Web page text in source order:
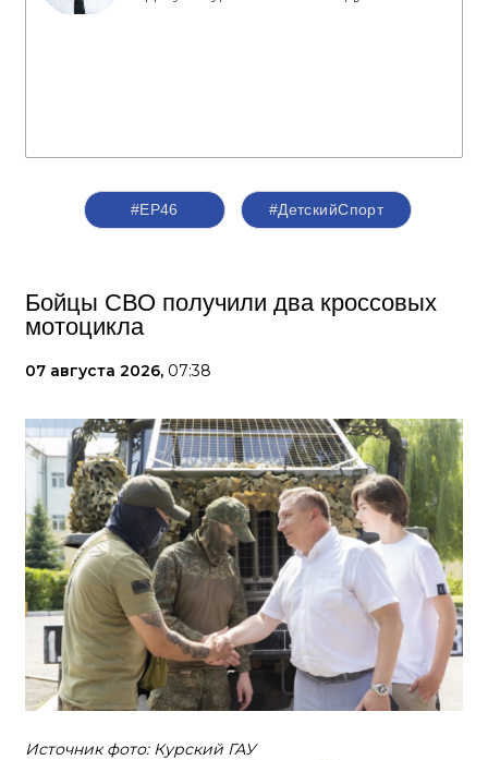
#ЕР46 #ДетскийСпорт
Бойцы СВО получили два кроссовых
мотоцикла
07 августа 2026, 07:38
Источник фото: Курский ГАУ